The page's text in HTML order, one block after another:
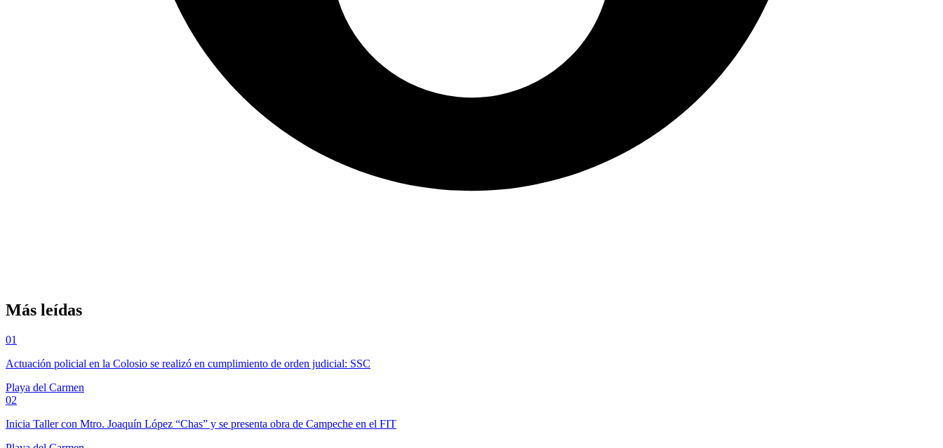
Más leídas
01
Actuación policial en la Colosio se realizó en cumplimiento de orden judicial: SSC
Playa del Carmen
02
Inicia Taller con Mtro. Joaquín López “Chas” y se presenta obra de Campeche en el FIT